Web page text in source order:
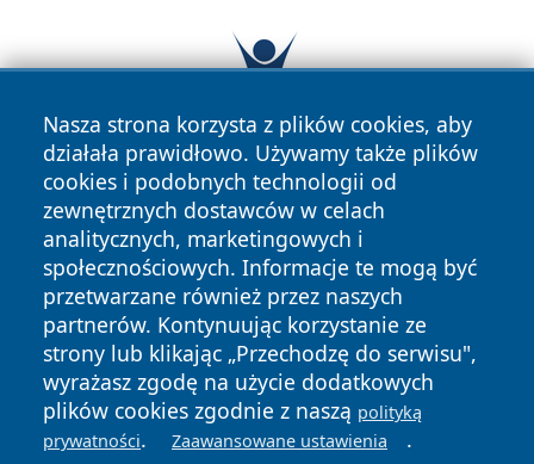
Nasza strona korzysta z plików cookies, aby
działała prawidłowo. Używamy także plików
cookies i podobnych technologii od
zewnętrznych dostawców w celach
analitycznych, marketingowych i
społecznościowych. Informacje te mogą być
przetwarzane również przez naszych
partnerów. Kontynuując korzystanie ze
strony lub klikając „Przechodzę do serwisu",
wyrażasz zgodę na użycie dodatkowych
plików cookies zgodnie z naszą polityką
prywatności. Zaawansowane ustawienia .
Copyright © 2026 bedzinski24.pl Wszystkie prawa
zastrzeżone.
News Autorzy
Polityka
Polityka